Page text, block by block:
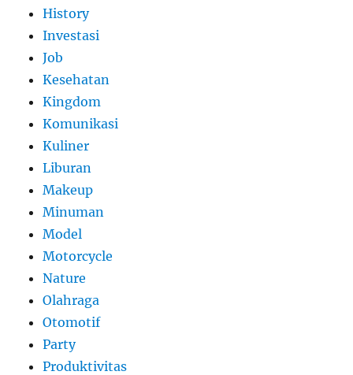
History
Investasi
Job
Kesehatan
Kingdom
Komunikasi
Kuliner
Liburan
Makeup
Minuman
Model
Motorcycle
Nature
Olahraga
Otomotif
Party
Produktivitas